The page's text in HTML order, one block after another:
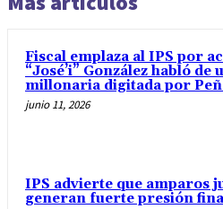
Fiscal emplaza al IPS por
“José’i” González habló de
millonaria digitada por
junio 11, 2026
IPS advierte que amparos
generan fuerte presión